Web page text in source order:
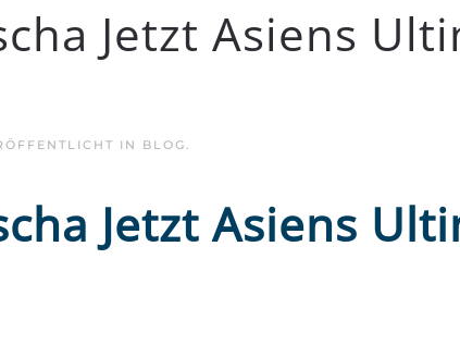
Jetzt Asiens
IN BLOG
Jetzt Asiens